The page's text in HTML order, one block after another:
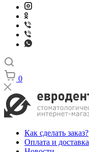
0
Как сделать заказ?
Оплата и доставка